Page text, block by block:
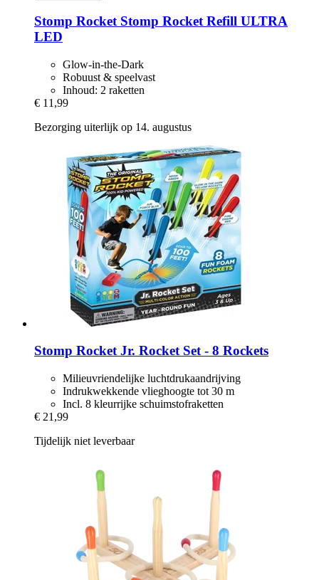
Stomp Rocket Stomp Rocket Refill ULTRA
LED
Glow-in-the-Dark
Robuust & speelvast
Inhoud: 2 raketten
€ 11,99
Bezorging uiterlijk op 14. augustus
Stomp RocketJr. Rocket Set -​ 8 Rockets
Milieuvriendelijke luchtdrukaandrijving
Indrukwekkende vlieghoogte tot 30 m
Incl. 8 kleurrijke schuimstofraketten
€ 21,99
Tijdelijk niet leverbaar